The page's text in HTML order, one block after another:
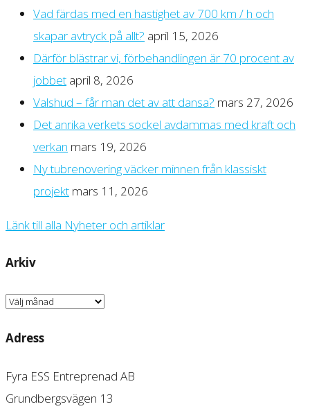
Vad färdas med en hastighet av 700 km / h och
skapar avtryck på allt? april 15, 2026
Därför blästrar vi, förbehandlingen är 70 procent av
jobbet april 8, 2026
Valshud – får man det av att dansa? mars 27, 2026
Det anrika verkets sockel avdammas med kraft och
verkan mars 19, 2026
Ny tubrenovering väcker minnen från klassiskt
projekt mars 11, 2026
Länk till alla Nyheter och artiklar
Arkiv
Arkiv
Adress
Fyra ESS Entreprenad AB
Grundbergsvägen 13